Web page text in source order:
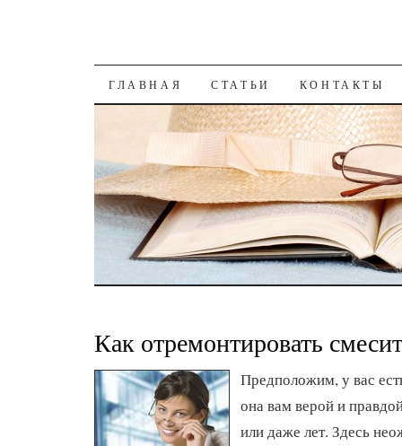
К СОДЕРЖАНИЮ
ГЛАВНАЯ СТАТЬИ КОНТАКТЫ
Как отремонтировать
Предположим, у вас
она вам верой и
или даже лет. Здесь